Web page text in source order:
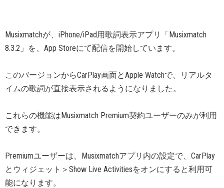
Musixmatchが、iPhone/iPad用歌詞表示アプリ「Musixmatch
8.3.2」を、App Storeにて配信を開始しています。
このバージョンからCarPlay画面とApple Watchで、リアルタ
イムの歌詞が直接表示されるようになりました。
これらの機能はMusixmatch Premium契約ユーザーのみが利用
できます。
Premiumユーザーは、Musixmatchアプリ内の設定で、CarPlay
とウィジェット＞Show Live Activitiesをオンにすると利用可
能になります。